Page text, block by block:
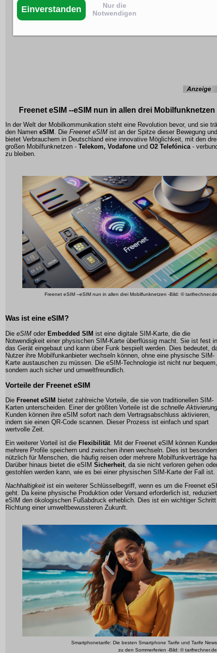
Freenet eSIM --eSIM nun in allen drei Mobilfunknetzen
In der Welt der Mobilkommunikation steht eine Revolution bevor, und sie
den Namen eSIM . Die Freenet eSIM ist an der Spitze dieser Bewegung und
bietet Verbrauchern in Deutschland eine innovative Möglichkeit, mit den
großen Mobilfunknetzen - Telekom, Vodafone und O2 Telefónica-
zu bleiben.
Freenet eSIM --eSIM nun in allen drei Mobilfunknetzen -Bild: © tarifrechner.de
Was ist eine eSIM?
Die eSIM oder Embedded SIM ist eine digitale SIM-Karte, die die
Notwendigkeit einer physischen SIM-Karte überflüssig macht. Sie ist fest in
das Gerät eingebaut und kann über Funk bespielt werden. Dies bedeutet,
Nutzer ihre Mobilfunkanbieter wechseln können, ohne eine physische SIM-
Karte austauschen zu müssen. Die eSIM-Technologie ist nicht nur bequem,
sondern auch sicher und umweltfreundlich.
Vorteile der Freenet eSIM
Die Freenet eSIM bietet zahlreiche Vorteile, die sie von traditionellen SIM-
Karten unterscheiden. Einer der größten Vorteile ist die schnelle Aktivierung
Kunden können ihre eSIM sofort nach dem Vertragsabschluss aktivieren,
indem sie einen QR-Code scannen. Dieser Prozess ist einfach und spart
wertvolle Zeit.
Ein weiterer Vorteil ist die Flexibilität . Mit der Freenet eSIM können
mehrere Profile speichern und zwischen ihnen wechseln. Dies ist
nützlich für Menschen, die häufig reisen oder mehrere Mobilfunkverträge
Darüber hinaus bietet die eSIM Sicherheit , da sie nicht verloren gehen
gestohlen werden kann, wie es bei einer physischen SIM-Karte der Fall ist.
Nachhaltigkeit ist ein weiterer Schlüsselbegriff, wenn es um die Freenet
geht. Da keine physische Produktion oder Versand erforderlich ist,
eSIM den ökologischen Fußabdruck erheblich. Dies ist ein wichtiger
Richtung einer umweltbewussteren Zukunft.
Smartphonetarife: Die besten Smartphone Tarife und Tarife News
zu den Sommerferien -Bild: © tarifrechner.de
Einverstanden
Nur die
Notwendigen